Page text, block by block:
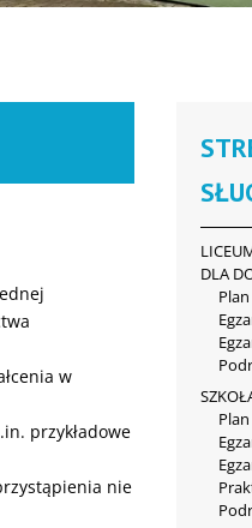
w
‎przykładowe
nie
DLA